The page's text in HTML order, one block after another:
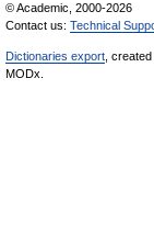
© Academic, 2000-2026
Contact us: Technical
Dictionaries export ,
MODx.